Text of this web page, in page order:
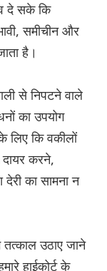
दे सके कि
समीचीन और
है।
से निपटने वाले
का उपयोग
लिए कि वकीलों
करने,
का सामना न
उठाए जाने
हाईकोर्ट के